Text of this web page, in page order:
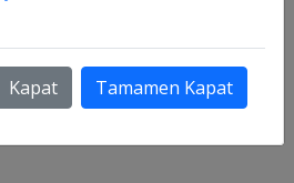
Kapat Tamamen Kapat